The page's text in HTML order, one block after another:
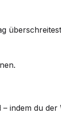
indem du